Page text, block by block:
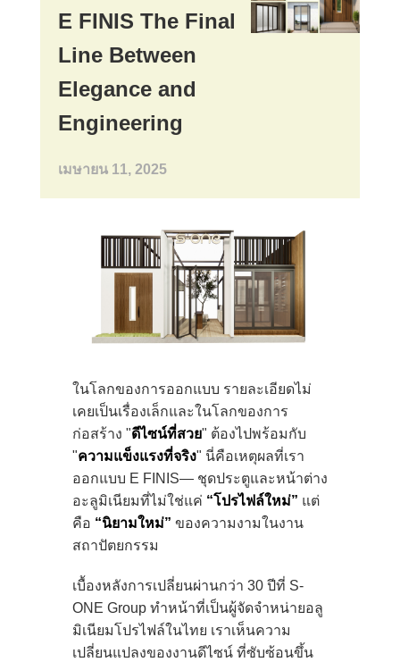
E FINIS The Final
Line Between
Elegance and
Engineering
เมษายน 11, 2025
ในโลกของการออกแบบ รายละเอียดไม่
เคยเป็นเรื่องเล็กและในโลกของการ
ก่อสร้าง "ดีไซน์ที่สวย" ต้องไปพร้อมกับ
"ความแข็งแรงที่จริง" นี่คือเหตุผลที่เรา
ออกแบบ E FINIS— ชุดประตูและหน้าต่าง
อะลูมิเนียมที่ไม่ใช่แค่ “โปรไฟล์ใหม่” แต่
คือ “นิยามใหม่” ของความงามในงาน
สถาปัตยกรรม
เบื้องหลังการเปลี่ยนผ่านกว่า 30 ปีที่ S-
ONE Group ทำหน้าที่เป็นผู้จัดจำหน่ายอลู
มิเนียมโปรไฟล์ในไทย เราเห็นความ
เปลี่ยนแปลงของงานดีไซน์ ที่ซับซ้อนขึ้น